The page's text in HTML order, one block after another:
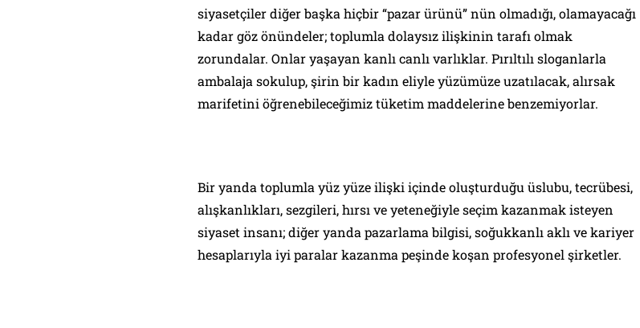
siyasetçiler diğer başka hiçbir “pazar ürünü” nün olmadığı, olamayacağı
kadar göz önündeler; toplumla dolaysız ilişkinin tarafı olmak
zorundalar. Onlar yaşayan kanlı canlı varlıklar. Pırıltılı sloganlarla
ambalaja sokulup, şirin bir kadın eliyle yüzümüze uzatılacak, alırsak
marifetini öğrenebileceğimiz tüketim maddelerine benzemiyorlar.
Bir yanda toplumla yüz yüze ilişki içinde oluşturduğu üslubu, tecrübesi,
alışkanlıkları, sezgileri, hırsı ve yeteneğiyle seçim kazanmak isteyen
siyaset insanı; diğer yanda pazarlama bilgisi, soğukkanlı aklı ve kariyer
hesaplarıyla iyi paralar kazanma peşinde koşan profesyonel şirketler.